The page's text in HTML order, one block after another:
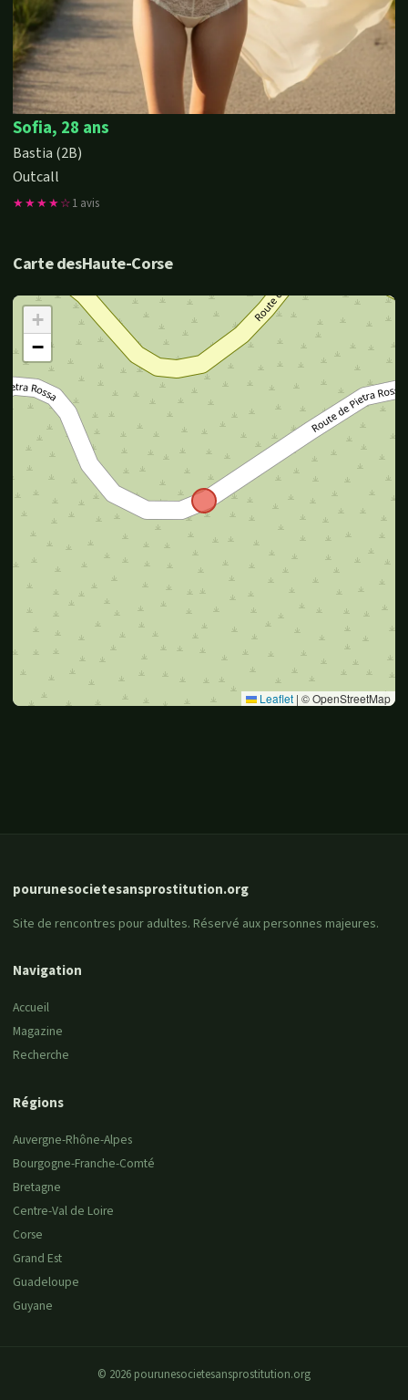
Sofia, 28 ans
Bastia (2B)
Outcall
★★★★☆1 avis
Carte desHaute-Corse
+
−
Leaflet | © OpenStreetMap
pourunesocietesansprostitution.org
Site de rencontres pour adultes. Réservé aux personnes majeures.
Navigation
Accueil
Magazine
Recherche
Régions
Auvergne-Rhône-Alpes
Bourgogne-Franche-Comté
Bretagne
Centre-Val de Loire
Corse
Grand Est
Guadeloupe
Guyane
© 2026 pourunesocietesansprostitution.org